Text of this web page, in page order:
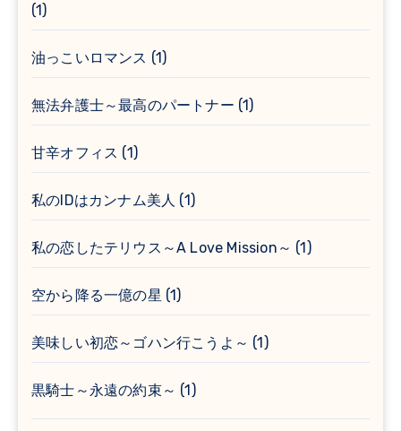
(1)
油っこいロマンス (1)
無法弁護士～最高のパートナー (1)
甘辛オフィス (1)
私のIDはカンナム美人 (1)
私の恋したテリウス～A Love Mission～ (1)
空から降る一億の星 (1)
美味しい初恋～ゴハン行こうよ～ (1)
黒騎士～永遠の約束～ (1)